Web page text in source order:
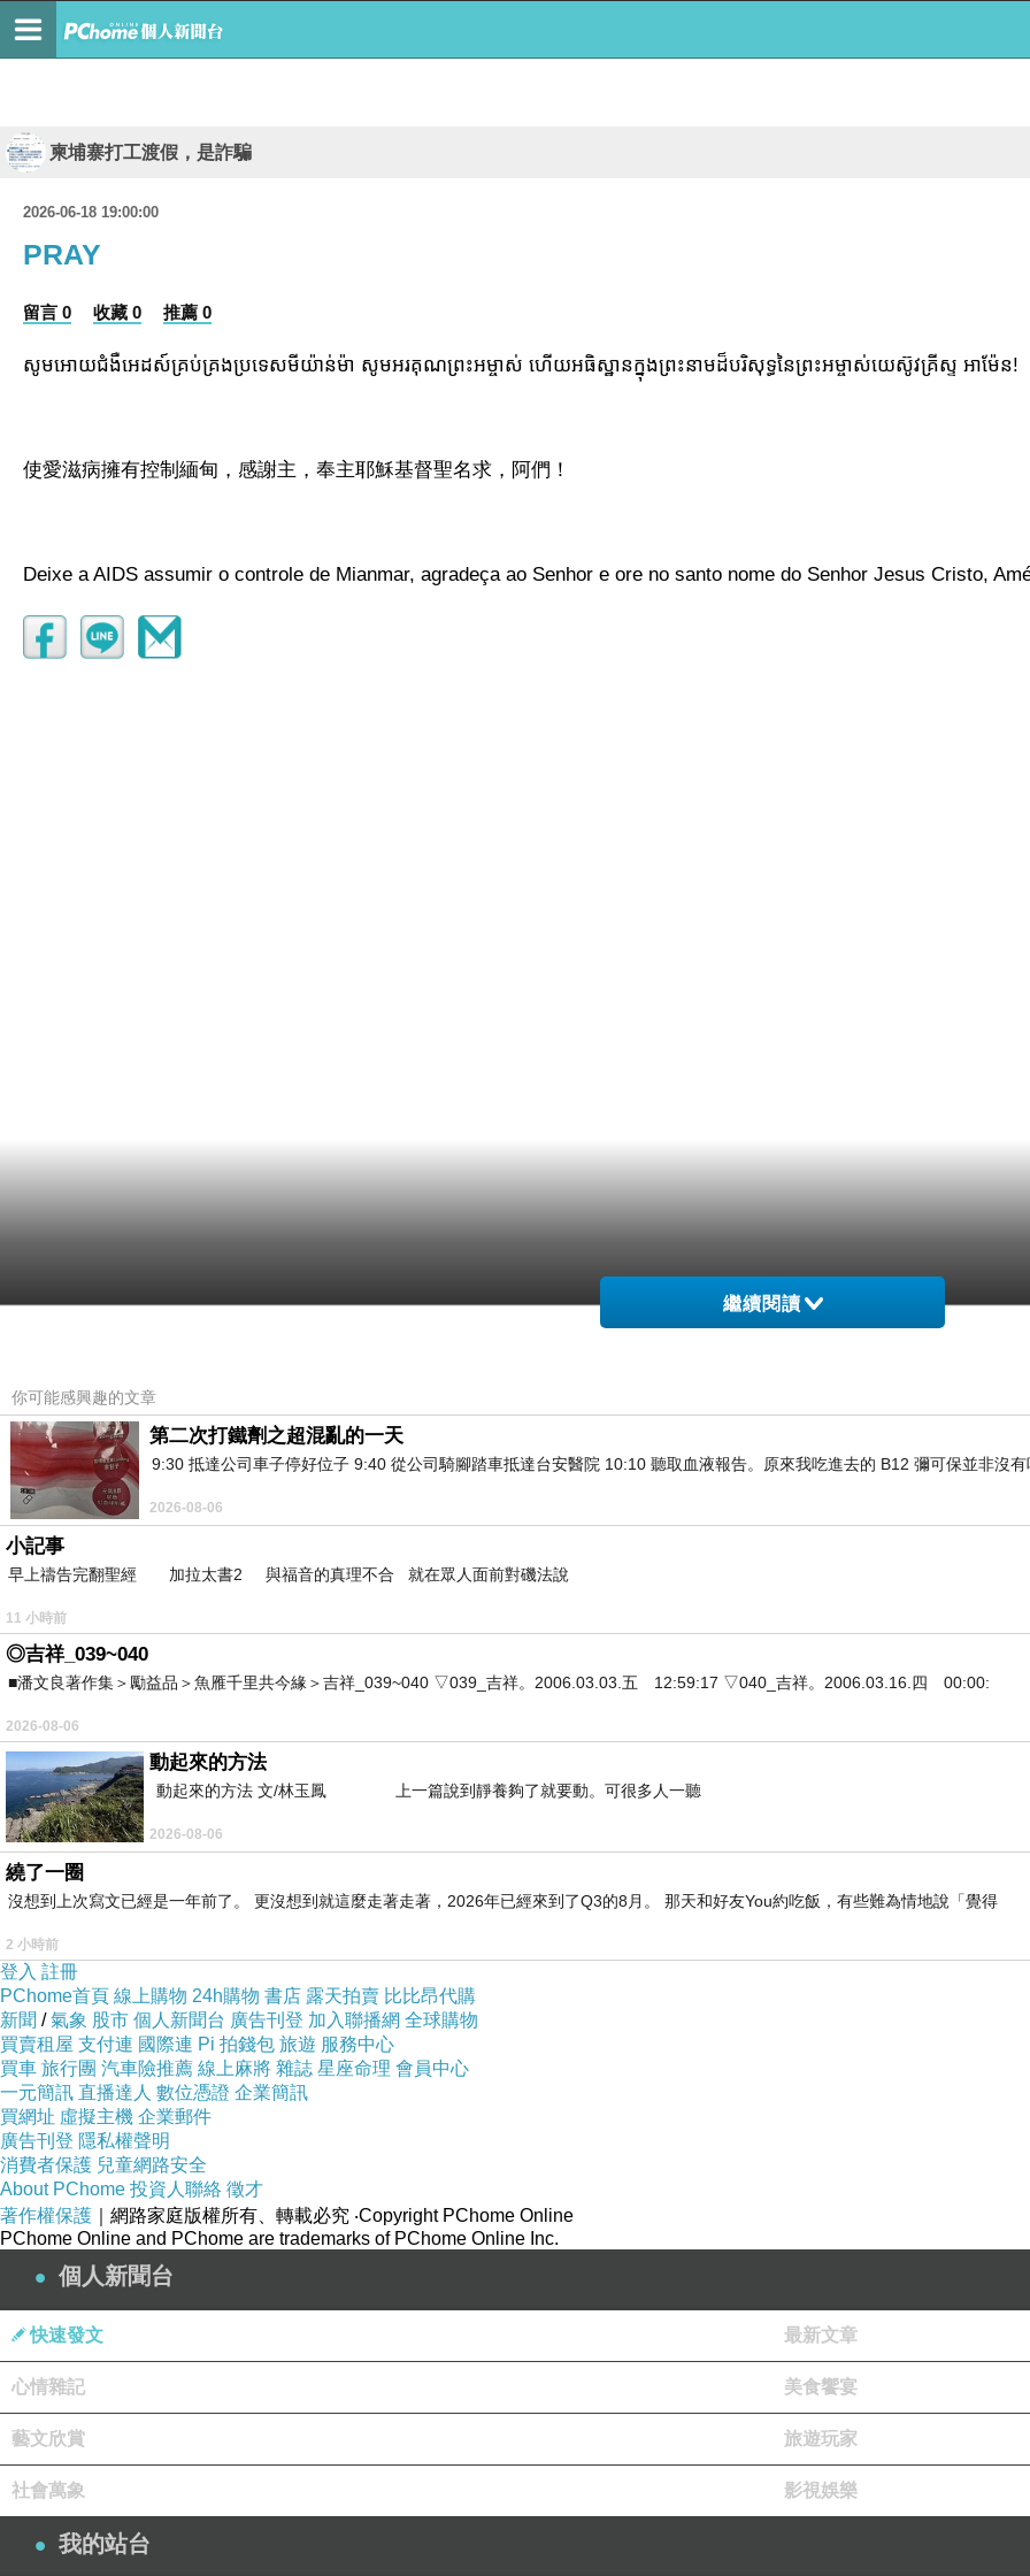
柬埔寨打工渡假，是詐騙
2026-06-18 19:00:00
PRAY
留言 0 收藏 0 推薦 0
សូមអោយជំងឺអេដស៍គ្រប់គ្រងប្រទេសមីយ៉ាន់ម៉ា សូមអរគុណព្រះអម្ចាស់ ហើយអធិស្ឋានក្នុងព្រះនាមដ៏បរិសុទ្ធនៃព្រះអម្ចាស់យេស៊ូវគ្រីស្ទ អាម៉ែន!
使愛滋病擁有控制緬甸，感謝主，奉主耶穌基督聖名求，阿們！
Deixe a AIDS assumir o controle de Mianmar, agradeça ao Senhor e ore no santo nome do Senhor Jesus Cristo,
繼續閱讀
你可能感興趣的文章
第二次打鐵劑之超混亂的一天
9:30 抵達公司車子停好位子 9:40 從公司騎腳踏車抵達台安醫院 10:10 聽取血液報告。原來我吃進去的 B12 彌可保並非沒
2026-08-06
小記事
早上禱告完翻聖經 加拉太書2 與福音的真理不合 就在眾人面前對磯法說
11 小時前
◎吉祥_039~040
■潘文良著作集＞勵益品＞魚雁千里共今緣＞吉祥_039~040 ▽039_吉祥。2006.03.03.五 12:59:17 ▽040_吉祥。2006.03.16.四 00:00:
2026-08-06
動起來的方法
動起來的方法 文/林玉鳳 上一篇說到靜養夠了就要動。可很多人一聽
2026-08-06
繞了一圈
沒想到上次寫文已經是一年前了。 更沒想到就這麼走著走著，2026年已經來到了Q3的8月。 那天和好友You約吃飯，有些難為情地說「覺得
2 小時前
登入 註冊
PChome首頁 線上購物 24h購物 書店 露天拍賣 比比昂代購
新聞 /氣象 股市 個人新聞台 廣告刊登 加入聯播網 全球購物
買賣租屋 支付連 國際連 Pi 拍錢包 旅遊 服務中心
買車 旅行團 汽車險推薦 線上麻將 雜誌 星座命理 會員中心
一元簡訊 直播達人 數位憑證 企業簡訊
買網址 虛擬主機 企業郵件
廣告刊登 隱私權聲明
消費者保護 兒童網路安全
About PChome 投資人聯絡 徵才
著作權保護 ｜網路家庭版權所有、轉載必究 ‧Copyright PChome Online
PChome Online and PChome are trademarks of PChome Online Inc.
個人新聞台
快速發文 最新文章
心情雜記 美食饗宴
藝文欣賞 旅遊玩家
社會萬象 影視娛樂
我的站台